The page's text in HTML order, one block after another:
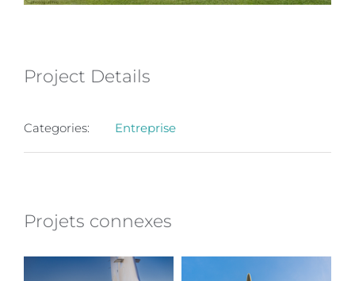
Project Details
Categories: Entreprise
Projets connexes